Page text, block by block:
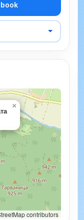
×
contributors